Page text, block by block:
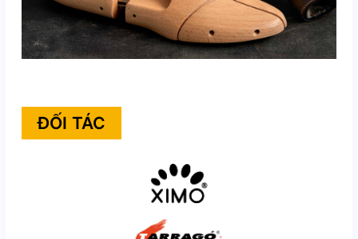
ĐỐI TÁC